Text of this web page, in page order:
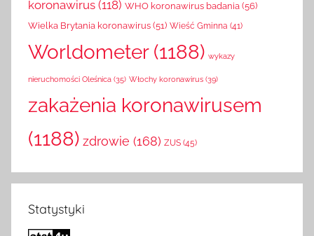
koronawirus (118) WHO koronawirus badania (56)
Wielka Brytania koronawirus (51) Wieść Gminna (41)
Worldometer(1188) wykazy
nieruchomości Oleśnica (35) Włochy koronawirus (39)
zakażenia koronawirusem
(1188) zdrowie (168) ZUS (45)
Statystyki